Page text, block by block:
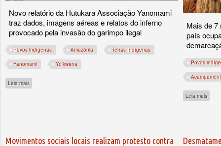
Novo relatório da Hutukara Associação Yanomami
traz dados, imagens aéreas e relatos do inferno
provocado pela invasão do garimpo ilegal
Povos indígenas Amazônia Terras Indígenas
Yanomami Ye'kwana
Leia mais
Mais de 7
país
Povos
Leia mais
Movimentos sociais locais realizam protesto contra